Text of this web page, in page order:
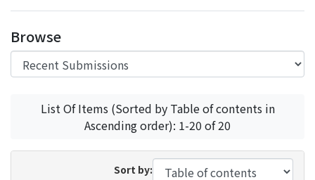
Browse
List Of Items (Sorted by Table of contents in
Ascending order): 1-20 of 20
Sort by: